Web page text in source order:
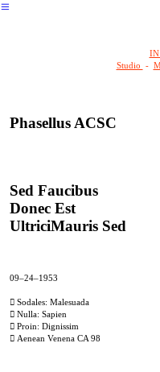
︎
Studio -
Phasellus ACSC
Sed Faucibus
Donec Est
UltriciMauris Sed
09–24–1953
︎ Sodales: Malesuada
︎ Nulla: Sapien
︎ Proin: Dignissim
︎ Aenean Venena CA 98